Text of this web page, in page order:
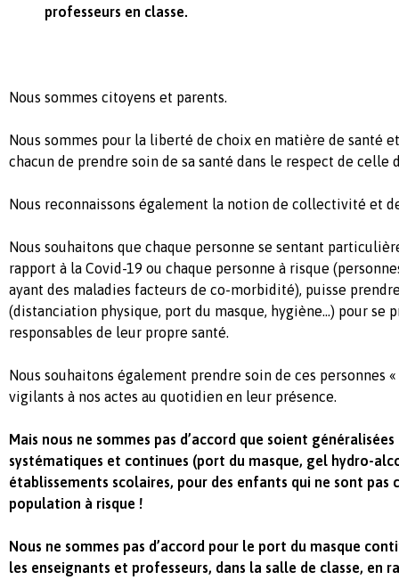
professeurs en classe.
Nous sommes citoyens et parents.
Nous sommes pour la liberté de choix en matière de santé
chacun de prendre soin de sa santé dans le respect de celle
Nous reconnaissons également la notion de collectivité et
Nous souhaitons que chaque personne se sentant
rapport à la Covid-19 ou chaque personne à risque
ayant des maladies facteurs de co-morbidité), puisse
(distanciation physique, port du masque, hygiène…) pour se
responsables de leur propre santé.
Nous souhaitons également prendre soin de ces personnes
vigilants à nos actes au quotidien en leur présence.
Mais nous ne sommes pas d’accord que soient
systématiques et continues (port du masque, gel hydro-
établissements scolaires, pour des enfants qui ne sont pas
population à risque !
Nous ne sommes pas d’accord pour le port du masque
les enseignants et professeurs, dans la salle de classe, en